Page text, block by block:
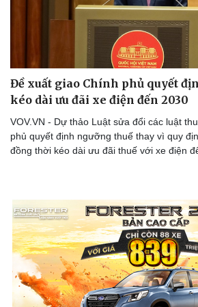
Sức khỏe
Nhi khoa
Nam khoa
Làm đẹp - giảm cân
Phòng mạch online
Ăn sạch sống khỏe
Đời
Đề xuất giao Chính phủ quyết
kéo dài ưu đãi xe điện đến 2030
VOV.VN - Dự thảo Luật sửa đổi các luật
phủ quyết định ngưỡng thuế thay vì quy
đồng thời kéo dài ưu đãi thuế với xe điện